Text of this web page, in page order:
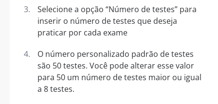
Selecione a opção “Número de testes” para
inserir o número de testes que deseja
praticar por cada exame
O número personalizado padrão de testes
são 50 testes. Você pode alterar esse valor
para 50 um número de testes maior ou igual
a 8 testes.